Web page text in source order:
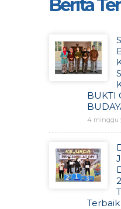
Berita
BUKTI
4 minggu
Terbaik